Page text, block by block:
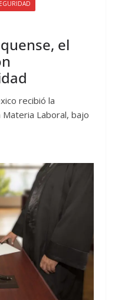
el
recibió la
Laboral, bajo